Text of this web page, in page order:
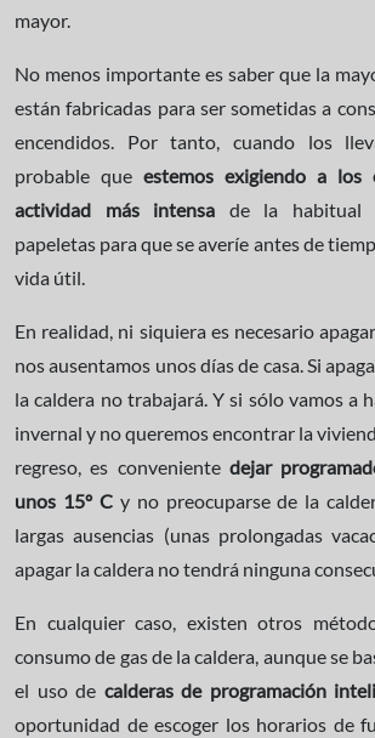
mayor.
No menos importante es saber que la
están fabricadas para ser sometidas a
encendidos. Por tanto, cuando los
probable que estemos exigiendo a los
actividad más intensa de la habitual
papeletas para que se averíe antes de
vida útil.
En realidad, ni siquiera es necesario
nos ausentamos unos días de casa. Si
la caldera no trabajará. Y si sólo vamos a
invernal y no queremos encontrar la
regreso, es conveniente dejar
unos 15º Cy no preocuparse de la
largas ausencias (unas prolongadas
apagar la caldera no tendrá ninguna
En cualquier caso, existen otros
consumo de gas de la caldera, aunque se
el uso de calderas de programación
oportunidad de escoger los horarios de